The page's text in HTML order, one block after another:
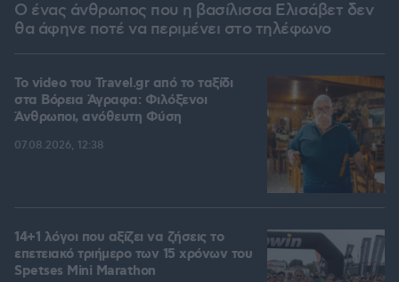
Ο ένας άνθρωπος που η βασίλισσα Ελισάβετ δεν
θα άφηνε ποτέ να περιμένει στο τηλέφωνο
To video του Travel.gr από το ταξίδι
στα Βόρεια Άγραφα: Φιλόξενοι
Άνθρωποι, ανόθευτη Φύση
07.08.2026, 12:38
14+1 λόγοι που αξίζει να ζήσεις το
επετειακό τριήμερο των 15 χρόνων του
Spetses Mini Marathon